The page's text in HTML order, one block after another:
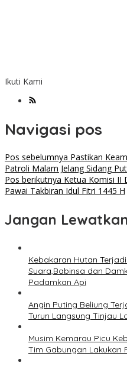
Ikuti Kami
Navigasi pos
Pos sebelumnya Pastikan
Patroli Malam Jelang Sidang
Pos berikutnya Ketua Komisi II
Pawai Takbiran Idul Fitri 1445 H
Jangan Lewatkan
Kebakaran Hutan
Suara,Babinsa dan
Padamkan Api
Angin Puting Beliung
Turun Langsung Tinjau
Musim Kemarau Picu
Tim Gabungan Lakukan